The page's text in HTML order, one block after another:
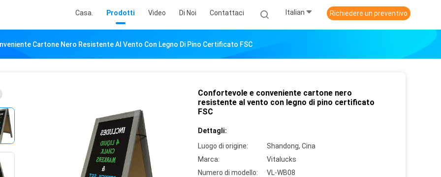
Casa. Prodotti Video Di Noi Contattaci Italian Richiedere un preventivo
Cartone Nero Resistente Al Vento Con Legno Di Pino Certificato FSC
Confortevole e conveniente cartone nero
resistente al vento con legno di pino certificato
FSC
Dettagli:
Luogo di origine:
Shandong, Cina
Marca:
Vitalucks
Numero di modello:
VL-WB08